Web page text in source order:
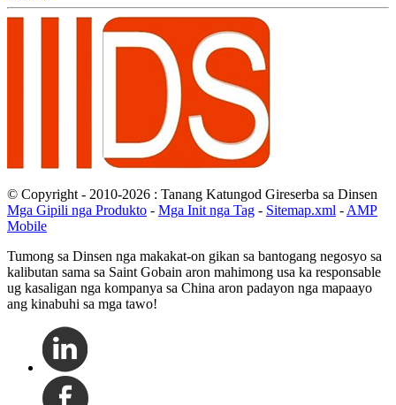
© Copyright - 2010-2026 : Tanang Katungod Gireserba sa Dinsen
Mga Gipili nga Produkto - Mga Init nga Tag - Sitemap.xml - AMP
Mobile
Tumong sa Dinsen nga makakat-on gikan sa bantogang negosyo sa
kalibutan sama sa Saint Gobain aron mahimong usa ka responsable
ug kasaligan nga kompanya sa China aron padayon nga mapaayo
ang kinabuhi sa mga tawo!